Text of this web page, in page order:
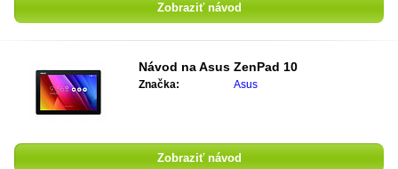
Zobraziť návod
Návod naAsus ZenPad 10
Značka: Asus
Zobraziť návod